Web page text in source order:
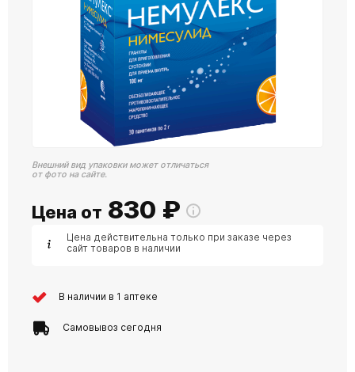
Внешний вид упаковки может отличаться
от фото на сайте.
Цена от 830 ₽
Цена действительна только при заказе через
сайт товаров в наличии
В наличии в 1 аптеке
Самовывоз сегодня